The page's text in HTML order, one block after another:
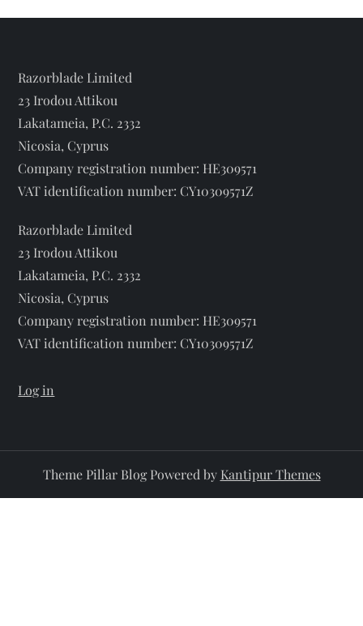
o
n
фильма
“Высотка”
Razorblade Limited
23 Irodou Attikou
Lakatameia, P.C. 2332
Nicosia, Cyprus
Company registration number: HE309571
VAT identification number: CY10309571Z
Razorblade Limited
23 Irodou Attikou
Lakatameia, P.C. 2332
Nicosia, Cyprus
Company registration number: HE309571
VAT identification number: CY10309571Z
Log in
Theme Pillar Blog Powered by Kantipur Themes